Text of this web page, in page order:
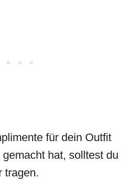
für dein Outfit
hat, solltest du
tragen.